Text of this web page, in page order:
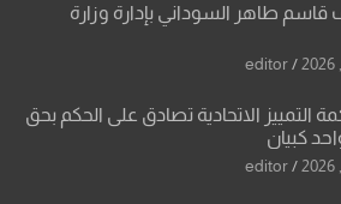
قاسم طاهر السوداني بإدارة وزارة
editor
التمييز الاتحادية تصادق على الحكم بحق
كبيان
editor